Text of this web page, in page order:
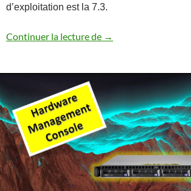
d’exploitation est la 7.3.
Continuer la lecture de Versions et Roadmap
→